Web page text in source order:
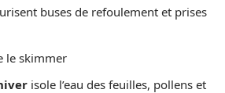
buses de refoulement et prises
le skimmer
isole l’eau des feuilles, pollens et